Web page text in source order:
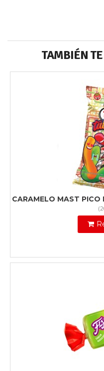
TAMBIÉN
CARAMELO MAST
(